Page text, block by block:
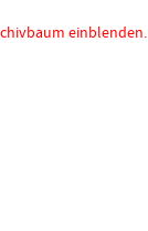
einblenden.